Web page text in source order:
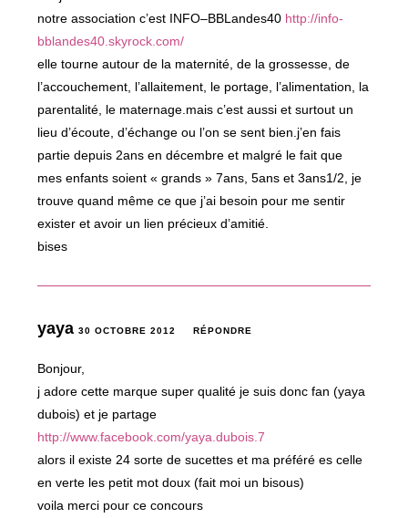
notre association c’est INFO–BBLandes40 http://info-
bblandes40.skyrock.com/
elle tourne autour de la maternité, de la grossesse, de
l’accouchement, l’allaitement, le portage, l’alimentation, la
parentalité, le maternage.mais c’est aussi et surtout un
lieu d’écoute, d’échange ou l’on se sent bien.j’en fais
partie depuis 2ans en décembre et malgré le fait que
mes enfants soient « grands » 7ans, 5ans et 3ans1/2, je
trouve quand même ce que j’ai besoin pour me sentir
exister et avoir un lien précieux d’amitié.
bises
yaya30 OCTOBRE 2012 RÉPONDRE
Bonjour,
j adore cette marque super qualité je suis donc fan (yaya
dubois) et je partage
http://www.facebook.com/yaya.dubois.7
alors il existe 24 sorte de sucettes et ma préféré es celle
en verte les petit mot doux (fait moi un bisous)
voila merci pour ce concours